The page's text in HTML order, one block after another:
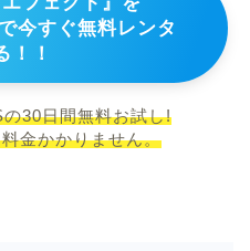
今すぐ無料レンタ
！！
30日間無料お試し!
金かかりません。